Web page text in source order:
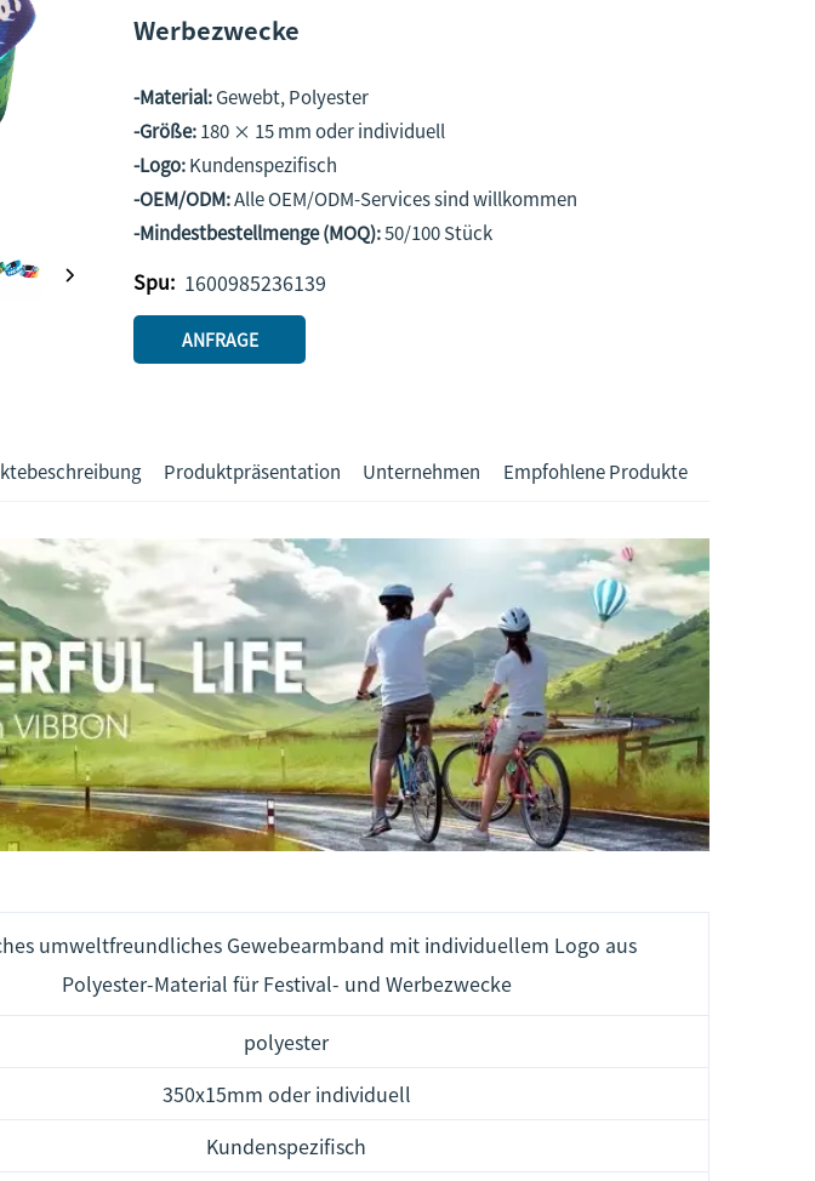
Werbezwecke
-Material:Gewebt, Polyester
-Größe:180 × 15 mm oder individuell
-Logo:Kundenspezifisch
-OEM/ODM:Alle OEM/ODM-Services sind willkommen
-Mindestbestellmenge (MOQ):50/100 Stück
Spu: 1600985236139
ANFRAGE
Produktpräsentation Unternehmen Empfohlene Produkte
umweltfreundliches Gewebearmband mit individuellem Logo aus
Polyester-Material für Festival- und Werbezwecke
polyester
350x15mm oder individuell
Kundenspezifisch